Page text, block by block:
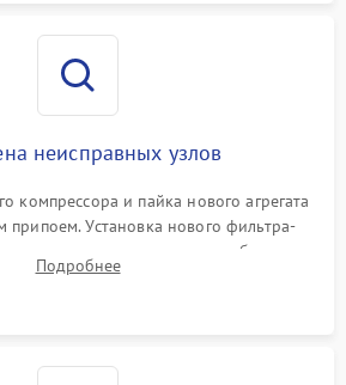
неисправных узлов
компрессора и пайка нового агрегата
Установка нового фильтра-
изношенных вентиляторов обдува,
или поврежденных дверных петель.
Подробнее